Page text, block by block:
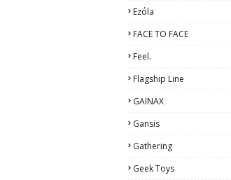
Ezόla
FACE TO FACE
Feel.
Flagship Line
GAINAX
Gansis
Gathering
Geek Toys